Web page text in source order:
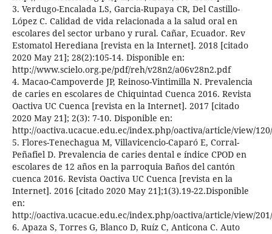
3. Verdugo-Encalada LS, Garcia-Rupaya CR, Del Castillo-
López C. Calidad de vida relacionada a la salud oral en
escolares del sector urbano y rural. Cañar, Ecuador. Rev
Estomatol Herediana [revista en la Internet]. 2018 [citado
2020 May 21]; 28(2):105-14. Disponible en:
http://www.scielo.org.pe/pdf/reh/v28n2/a06v28n2.pdf
4. Macao-Campoverde JP, Reinoso-Vintimilla N. Prevalencia
de caries en escolares de Chiquintad Cuenca 2016. Revista
Oactiva UC Cuenca [revista en la Internet]. 2017 [citado
2020 May 21]; 2(3): 7-10. Disponible en:
http://oactiva.ucacue.edu.ec/index.php/oactiva/article/view/
5. Flores-Tenechagua M, Villavicencio-Caparó E, Corral-
Peñafiel D. Prevalencia de caries dental e índice CPOD en
escolares de 12 años en la parroquia Baños del cantón
cuenca 2016. Revista Oactiva UC Cuenca [revista en la
Internet]. 2016 [citado 2020 May 21];1(3).19-22.Disponible
en:
http://oactiva.ucacue.edu.ec/index.php/oactiva/article/view/
6. Apaza S, Torres G, Blanco D, Ruíz C, Anticona C. Auto